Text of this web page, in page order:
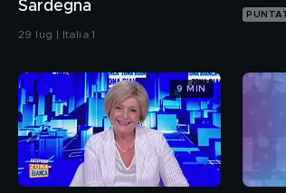
Sardegna
29 lug | Italia 1
9 MIN